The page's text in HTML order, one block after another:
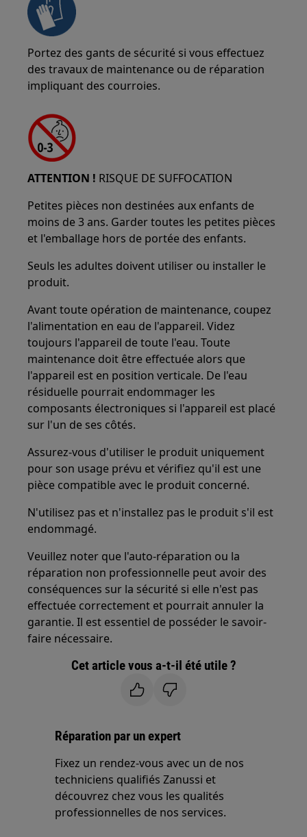
Portez des gants de sécurité si vous effectuez
des travaux de maintenance ou de réparation
impliquant des courroies.
ATTENTION ! RISQUE DE SUFFOCATION
Petites pièces non destinées aux enfants de
moins de 3 ans. Garder toutes les petites pièces
et l'emballage hors de portée des enfants.
Seuls les adultes doivent utiliser ou installer le
produit.
Avant toute opération de maintenance, coupez
l'alimentation en eau de l'appareil. Videz
toujours l'appareil de toute l'eau. Toute
maintenance doit être effectuée alors que
l'appareil est en position verticale. De l'eau
résiduelle pourrait endommager les
composants électroniques si l'appareil est placé
sur l'un de ses côtés.
Assurez-vous d'utiliser le produit uniquement
pour son usage prévu et vérifiez qu'il est une
pièce compatible avec le produit concerné.
N'utilisez pas et n'installez pas le produit s'il est
endommagé.
Veuillez noter que l'auto-réparation ou la
réparation non professionnelle peut avoir des
conséquences sur la sécurité si elle n'est pas
effectuée correctement et pourrait annuler la
garantie. Il est essentiel de posséder le savoir-
faire nécessaire.
Cet article vous a-t-il été utile ?
Réparation par un expert
Fixez un rendez-vous avec un de nos
techniciens qualifiés Zanussi et
découvrez chez vous les qualités
professionnelles de nos services.